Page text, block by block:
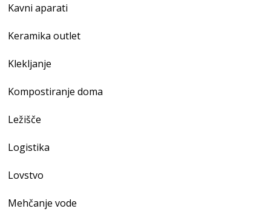
Kavni aparati
Keramika outlet
Klekljanje
Kompostiranje doma
Ležišče
Logistika
Lovstvo
Mehčanje vode